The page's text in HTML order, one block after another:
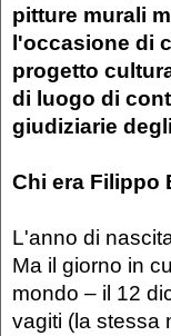
pitture murali
l'occasione di
progetto
di luogo di
giudiziarie
Chi era Filippo
L'anno di
Ma il giorno in
mondo – il 12
vagiti (la stessa